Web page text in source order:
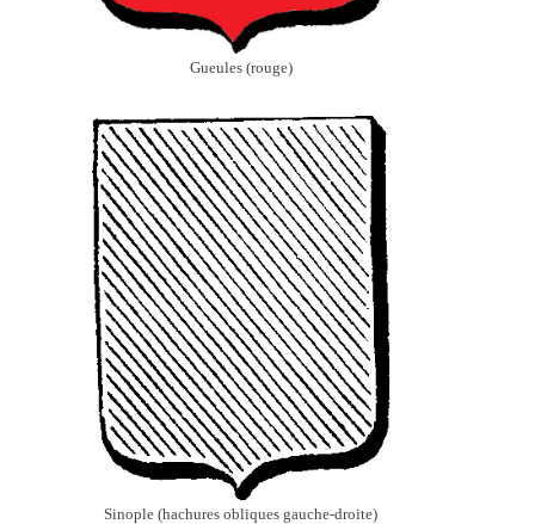
Gueules (rouge)
Sinople (hachures obliques gauche-droite)